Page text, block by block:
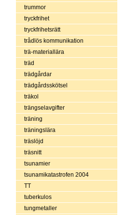
trummor
tryckfrihet
tryckfrihetsrätt
trådlös kommunikation
trä-materiallära
träd
trädgårdar
trädgårdsskötsel
träkol
trängselavgifter
träning
träningslära
träslöjd
träsnitt
tsunamier
tsunamikatastrofen 2004
TT
tuberkulos
tungmetaller